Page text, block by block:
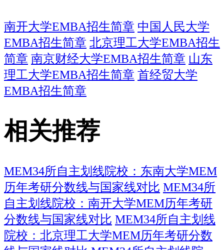
南开大学EMBA招生简章 中国人民大学
EMBA招生简章 北京理工大学EMBA招生
简章 南京财经大学EMBA招生简章 山东
理工大学EMBA招生简章 首经贸大学
EMBA招生简章
相关推荐
MEM34所自主划线院校：东南大学MEM
历年考研分数线与国家线对比 MEM34所
自主划线院校：南开大学MEM历年考研
分数线与国家线对比 MEM34所自主划线
院校：北京理工大学MEM历年考研分数